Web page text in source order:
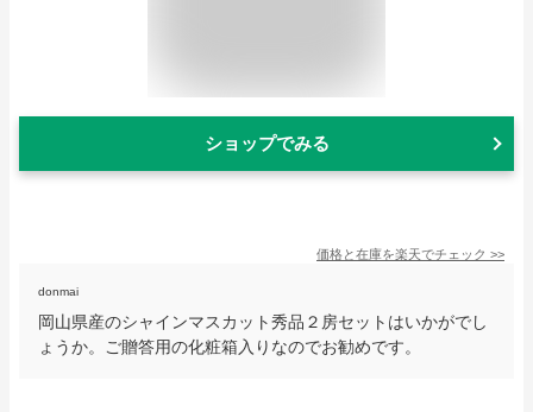
ショップでみる
価格と在庫を楽天でチェック >>
donmai
岡山県産のシャインマスカット秀品２房セットはいかがでし
ょうか。ご贈答用の化粧箱入りなのでお勧めです。